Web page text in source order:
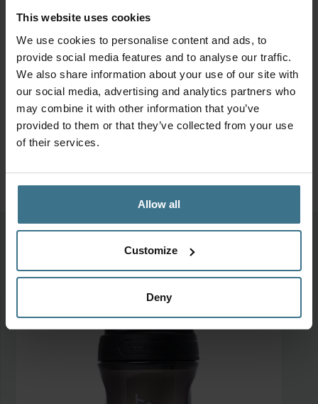
This website uses cookies
We use cookies to personalise content and ads, to
provide social media features and to analyse our traffic.
We also share information about your use of our site with
our social media, advertising and analytics partners who
may combine it with other information that you’ve
provided to them or that they’ve collected from your use
of their services.
Allow all
Customize
Deny
Al onze producten zijn BPA-vrij en PFAS-vrij
Geschikt voor de vaatwasser
Productinformatie
Geschikt voor
Meer van deze collectie